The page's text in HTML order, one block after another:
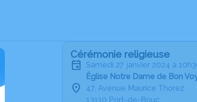
Cérémonie religieuse
samedi 27 janvier 2024 à
Église Notre Dame de Bon
47, Avenue Maurice Thorez
13110 Port-de-Bouc